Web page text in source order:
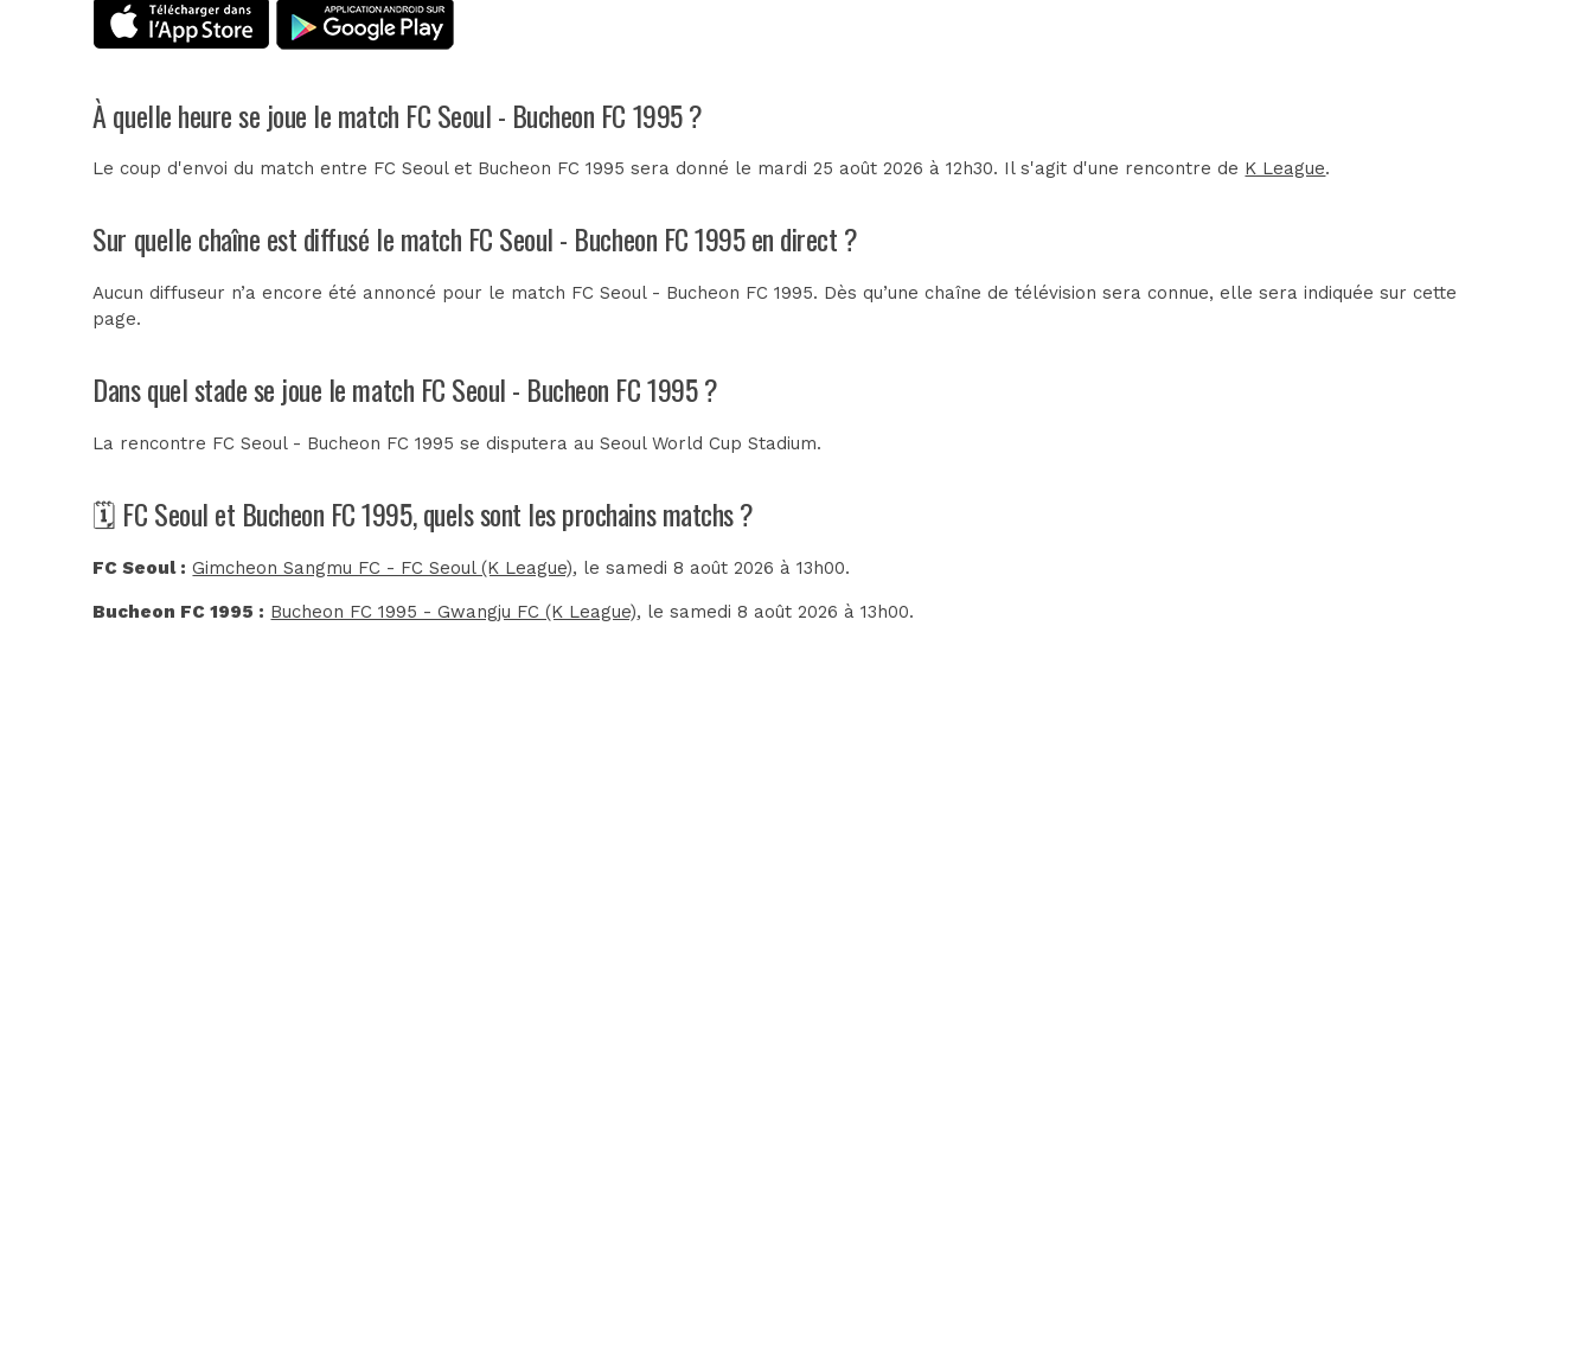
À quelle heure se joue le match FC Seoul - Bucheon FC 1995 ?
Le coup d'envoi du match entre FC Seoul et Bucheon FC 1995 sera donné le mardi 25 août 2026 à 12h30. Il s'agit d'une rencontre de K League.
Sur quelle chaîne est diffusé le match FC Seoul - Bucheon FC 1995 en direct ?
Aucun diffuseur n’a encore été annoncé pour le match FC Seoul - Bucheon FC 1995. Dès qu’une chaîne de télévision sera connue, elle sera indiquée sur cette
page.
Dans quel stade se joue le match FC Seoul - Bucheon FC 1995 ?
La rencontre FC Seoul - Bucheon FC 1995 se disputera auSeoul World Cup Stadium.
🗓️ FC Seoul et Bucheon FC 1995, quels sont les prochains matchs ?
FC Seoul : Gimcheon Sangmu FC - FC Seoul (K League), le samedi 8 août 2026 à 13h00.
Bucheon FC 1995 : Bucheon FC 1995 - Gwangju FC (K League), le samedi 8 août 2026 à 13h00.